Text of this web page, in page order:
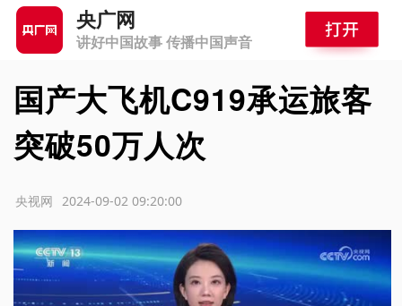
央广网
讲好中国故事 传播中国声音
国产大飞机C919承运旅客
突破50万人次
2024-09-02 09:20:00
央视网